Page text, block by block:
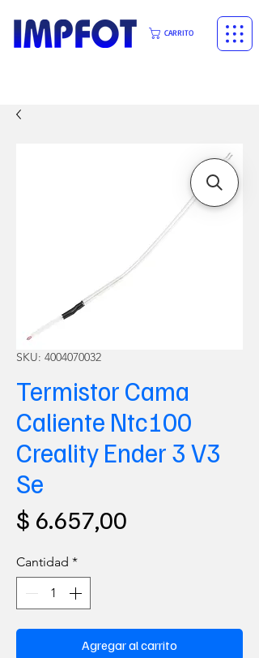
CARRITO
SKU: 4004070032
Termistor Cama
Caliente Ntc100
Creality Ender 3 V3
Se
$ 6.657,00
Cantidad *
Agregar al carrito